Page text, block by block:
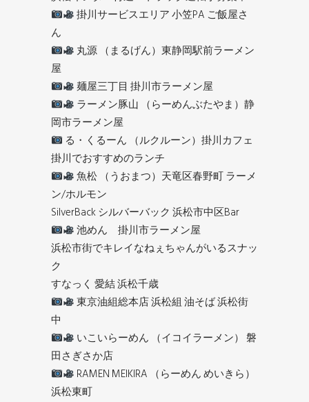
掛川サービスエリア 小笠PA ご飯屋さ
ん
丸源 （まるげん）東静岡駅前ラーメン
屋
麺屋三丁目 掛川市ラーメン屋
ラーメン豚山 （らーめんぶたやま）静
岡市ラーメン屋
る・くるーん （ルクルーン）掛川カフェ
掛川でおすすめのランチ
魚松 （うおまつ）天竜区春野町 ラーメ
ン/ホルモン
SilverBack シルバーバック 浜松市中区Bar
池めん 掛川市ラーメン屋
浜松市街でキレイなねぇちゃんがいるスナッ
ク
すなっく 愛結 浜松千歳
東京油組総本店 浜松組 油そば 浜松街
中
いこいらーめん （イコイラーメン） 磐
田さぎさか店
RAMEN MEIKIRA （らーめん めいきら）
浜松東町